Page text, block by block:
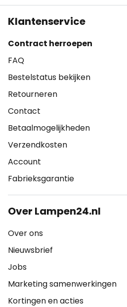
Klantenservice
Contract herroepen
FAQ
Bestelstatus bekijken
Retourneren
Contact
Betaalmogelijkheden
Verzendkosten
Account
Fabrieksgarantie
Over Lampen24.nl
Over ons
Nieuwsbrief
Jobs
Marketing samenwerkingen
Kortingen en acties